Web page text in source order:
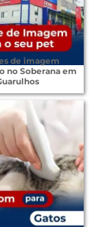
de imagem
no Soberana em